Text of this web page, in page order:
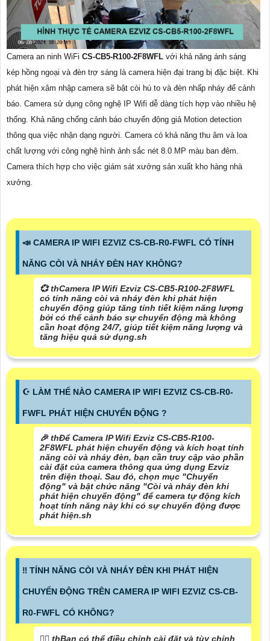
Camera an ninh WiFi CS-CB5-R100-2F8WFL với khả năng ánh sáng
kép hồng ngoại và đèn trợ sáng là camera hiện đại trang bị đặc biệt. Khi
phát hiện xâm nhập camera sẽ bật còi hú to và đèn nhấp nháy để cảnh
báo. Camera sử dụng công nghệ IP Wifi dễ dàng tích hợp vào nhiều hệ
thống. Khả năng chống cảnh báo chuyển động giả Motion detection
thông qua việc nhận dạng người. Camera có khả năng thu âm và loa
chất lượng với công nghệ hình ảnh sắc nét 8.0 MP màu ban đêm.
Camera thích hợp cho việc giám sát xưởng sản xuất kho hàng nhà
xưởng.
📣 CAMERA IP WIFI EZVIZ CS-CB-R0-FWFL CÓ TÍNH
NĂNG CÒI VÀ NHÁY ĐÈN HAY KHÔNG?
💞 thCamera IP Wifi Ezviz CS-CB5-R100-2F8WFL
có tính năng còi và nháy đèn khi phát hiện
chuyển động giúp tăng tính tiết kiệm năng lượng
bởi có thể cảnh báo sự chuyển động mà không
cần hoạt động 24/7, giúp tiết kiệm năng lượng và
tăng hiệu quả sử dụng.sh
☪ LÀM THẾ NÀO CAMERA IP WIFI EZVIZ CS-CB-R0-
FWFL PHÁT HIỆN CHUYỂN ĐỘNG ?
️🎉 thĐể Camera IP Wifi Ezviz CS-CB5-R100-
2F8WFL phát hiện chuyển động và kích hoạt tính
năng còi và nháy đèn, bạn cần truy cập vào phần
cài đặt của camera thông qua ứng dụng Ezviz
trên điện thoại. Sau đó, chọn mục "Chuyển
động" và bật chức năng "Còi và nháy đèn khi
phát hiện chuyển động" để camera tự động kích
hoạt tính năng này khi có sự chuyển động được
phát hiện.sh
‼️ TÍNH NĂNG CÒI VÀ NHÁY ĐÈN KHI PHÁT HIỆN
CHUYỂN ĐỘNG TRÊN CAMERA IP WIFI EZVIZ CS-CB-
R0-FWFL CÓ KHÔNG?
❤️‍💋‍ thBạn có thể điều chỉnh cài đặt và tùy chỉnh